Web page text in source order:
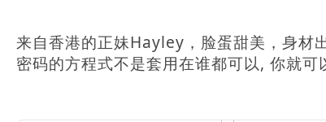
来自香港的正妹Hayley，脸蛋甜美，身材
密码的方程式不是套用在谁都可以, 你就可